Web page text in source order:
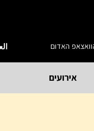
האדום
אירועים